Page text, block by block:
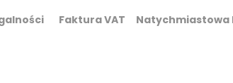
Faktura VAT